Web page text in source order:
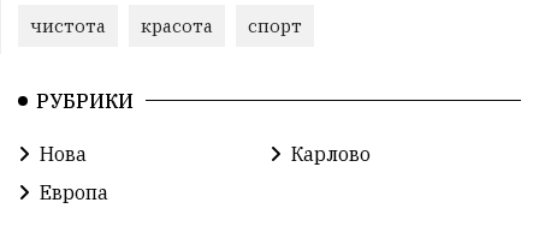
чистота красота спорт
РУБРИКИ
Нова
Карлово
Европа